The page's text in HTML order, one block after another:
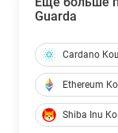
Guarda
Cardano
Ethereum
Shiba Inu